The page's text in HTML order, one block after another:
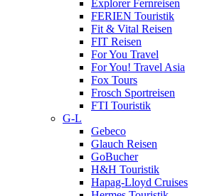
Explorer Fernreisen
FERIEN Touristik
Fit & Vital Reisen
FIT Reisen
For You Travel
For You! Travel Asia
Fox Tours
Frosch Sportreisen
FTI Touristik
G-L
Gebeco
Glauch Reisen
GoBucher
H&H Touristik
Hapag-Lloyd Cruises